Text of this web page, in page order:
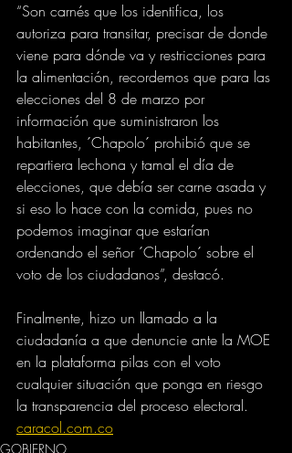
“Son carnés que los identifica, los
autoriza para transitar, precisar de donde
viene para dónde va y restricciones para
la alimentación, recordemos que para las
elecciones del 8 de marzo por
información que suministraron los
habitantes, ´Chapolo´ prohibió que se
repartiera lechona y tamal el día de
elecciones, que debía ser carne asada y
si eso lo hace con la comida, pues no
podemos imaginar que estarían
ordenando el señor ´Chapolo´ sobre el
voto de los ciudadanos”, destacó.
Finalmente, hizo un llamado a la
ciudadanía a que denuncie ante la MOE
en la plataforma pilas con el voto
cualquier situación que ponga en riesgo
la transparencia del proceso electoral.
caracol.com.co
GOBIERNO